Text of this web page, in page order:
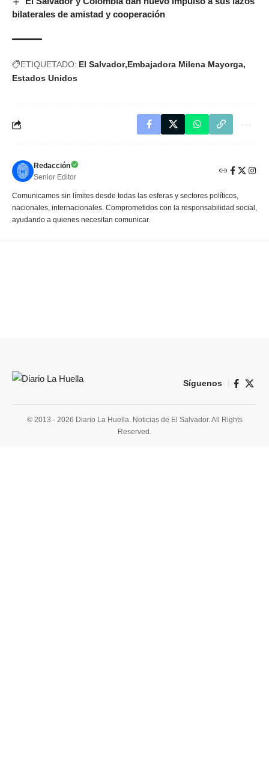
bilaterales de amistad y cooperación
ETIQUETADO: El Salvador Embajadora Milena Mayorga
Estados Unidos
Redacción
Senior Editor
Comunicamos sin límites desde todas las esferas y sectores políticos,
nacionales, internacionales. Comprometidos con la responsabilidad social,
ayudando a quienes necesitan comunicar.
Síguenos
© 2013 - 2026 Diario La Huella. Noticias de El Salvador. All Rights
Reserved.